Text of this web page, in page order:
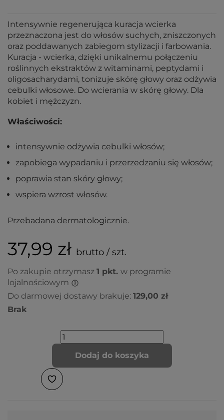
Intensywnie regenerująca kuracja wcierka
przeznaczona jest do włosów suchych, zniszczonych
oraz poddawanych zabiegom stylizacji i farbowania.
Kuracja - wcierka, dzięki unikalnemu połączeniu
roślinnych ekstraktów z witaminami, peptydami i
oligosacharydami, tonizuje skórę głowy oraz odżywia
cebulki włosowe. Do wcierania w skórę głowy. Dla
kobiet i mężczyzn.
Właściwości:
intensywnie odżywia cebulki włosów;
zapobiega wypadaniu i przerzedzaniu się włosów;
poprawia stan skóry głowy;
wspiera wzrost włosów.
Przebadana dermatologicznie.
37,99 zł brutto / szt.
Po zakupie otrzymasz 1 pkt. w programie
lojalnościowym
Do darmowej dostawy brakuje: 129,00 zł
Brak
Dodaj do koszyka